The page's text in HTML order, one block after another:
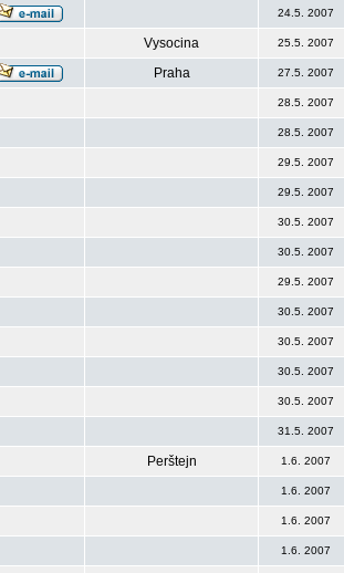
24.5. 2007
Vysocina 25.5. 2007
Praha 27.5. 2007
28.5. 2007
28.5. 2007
29.5. 2007
29.5. 2007
30.5. 2007
30.5. 2007
29.5. 2007
30.5. 2007
30.5. 2007
30.5. 2007
30.5. 2007
31.5. 2007
Perštejn 1.6. 2007
1.6. 2007
1.6. 2007
1.6. 2007